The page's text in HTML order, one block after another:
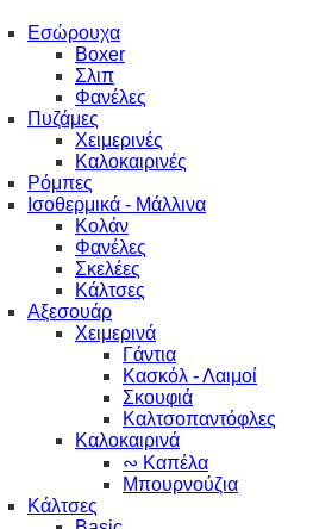
Εσώρουχα
Boxer
Σλιπ
Φανέλες
Πυζάμες
Χειμερινές
Καλοκαιρινές
Ρόμπες
Ισοθερμικά - Μάλλινα
Κολάν
Φανέλες
Σκελέες
Κάλτσες
Αξεσουάρ
Χειμερινά
Γάντια
Κασκόλ - Λαιμοί
Σκουφιά
Καλτσοπαντόφλες
Καλοκαιρινά
∾ Καπέλα
Μπουρνούζια
Κάλτσες